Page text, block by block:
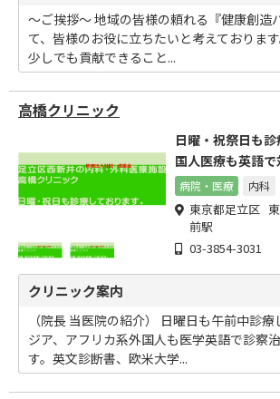
～ご挨拶～ 地域の皆様の頼れる『健康創造
て、皆様のお役に立ちたいと考えておりま
少しでも貢献できること...
高橋クリニック
日曜・祝祭日も
国人医療も英語で
病院・医療 内科
東京都足立区
前駅
03-3854-3031
クリニック案内
（院長 当医院の紹介） 日曜日も午前中診
ジア、アフリカ系外国人も医学英語で診察
す。英文診断書、欧米大学...